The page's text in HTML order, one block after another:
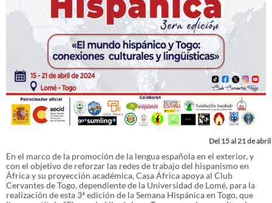
Del 15 al 21 de abril
En el marco de la promoción de la lengua española en el exterior, y
con el objetivo de reforzar las redes de trabajo del hispanismo en
África y su proyección académica, Casa África apoya al Club
Cervantes de Togo, dependiente de la Universidad de Lomé, para la
realización de esta 3ª edición de la Semana Hispánica en Togo, que